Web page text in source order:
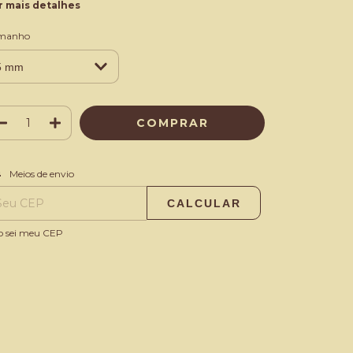
mais detalhes
para o CEP:
Meios de envio
CALCULAR
sei meu CEP